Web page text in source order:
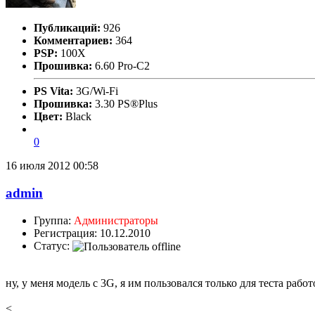
Публикаций: 926
Комментариев: 364
PSP: 100X
Прошивка: 6.60 Pro-C2
PS Vita: 3G/Wi-Fi
Прошивка: 3.30 PS®Plus
Цвет: Black
0
16 июля 2012 00:58
admin
Группа: Администраторы
Регистрация: 10.12.2010
Статус:
ну, у меня модель с 3G, я им пользовался только для теста
<